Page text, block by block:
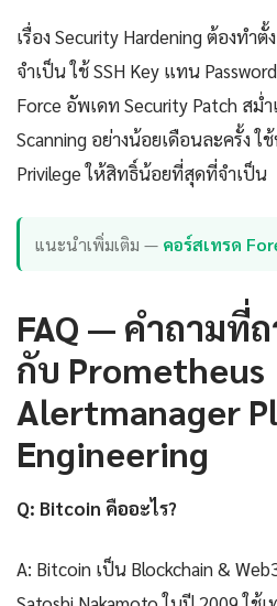
เรื่อง Security Hardening ต้องทำ
จำเป็น ใช้ SSH Key แทน
Force อัพเดท Security Patch สม่
Scanning อย่างน้อยเดือนละครั้ง ใ
Privilege ให้สิทธิ์น้อยที่สุดที่จำเป็น
แนะนำเพิ่มเติม — คอร์สเทรด
FAQ — คำถามที่
กับ Prometheus
Alertmanager
Engineering
Q: Bitcoin คืออะไร?
A: Bitcoin เป็น Blockchain &